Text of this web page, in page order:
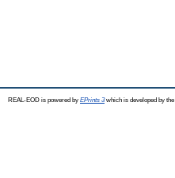
REAL-EOD is powered by EPrints 3which is developed by the